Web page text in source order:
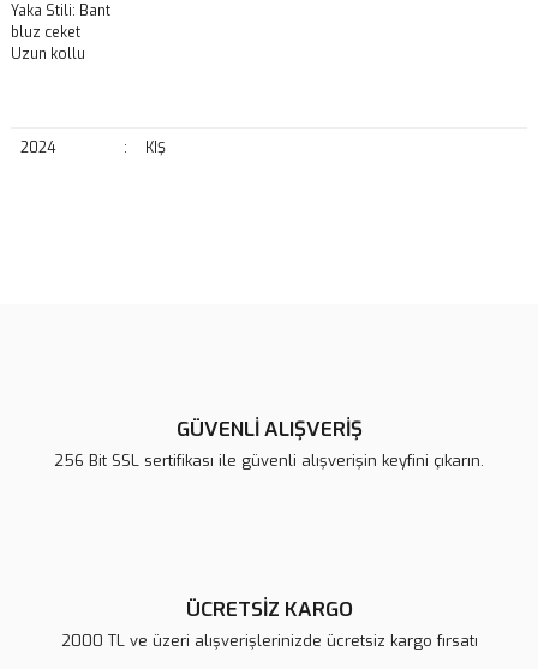
Yaka Stili: Bant
bluz ceket
Uzun kollu
2024 : KIŞ
Ürün açıklamasında eksik bilgiler bulunuyor.
GÜVENLİ ALIŞVERİŞ
256 Bit SSL sertifikası ile güvenli alışverişin keyfini çıkarın.
ÜCRETSİZ KARGO
2000 TL ve üzeri alışverişlerinizde ücretsiz kargo fırsatı